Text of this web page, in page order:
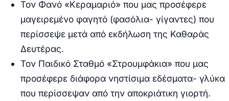
Τον Φανό «Κεραμαριό» που μας προσέφερε
μαγειρεμένο φαγητό (φασόλια- γίγαντες) που
περίσσεψε μετά από εκδήλωση της Καθαράς
Δευτέρας.
Τον Παιδικό Σταθμό «Στρουμφάκια» που μας
προσέφερε διάφορα νηστίσιμα εδέσματα- γλύκα
που περίσσεψαν από την αποκριάτικη γιορτή.